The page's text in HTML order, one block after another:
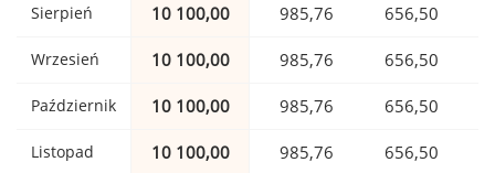
Sierpień 10 100,00 985,76 656,50
Wrzesień 10 100,00 985,76 656,50
Październik 10 100,00 985,76 656,50
Listopad 10 100,00 985,76 656,50